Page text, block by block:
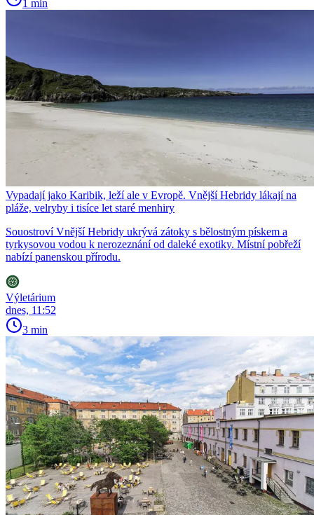
1 min
Vypadají jako Karibik, leží ale v Evropě. Vnější Hebridy lákají na
pláže, velryby i tisíce let staré menhiry
Souostroví Vnější Hebridy ukrývá zátoky s bělostným pískem a
tyrkysovou vodou k nerozeznání od daleké exotiky. Místní pobřeží
nabízí panenskou přírodu.
Výletárium
dnes, 11:52
3 min